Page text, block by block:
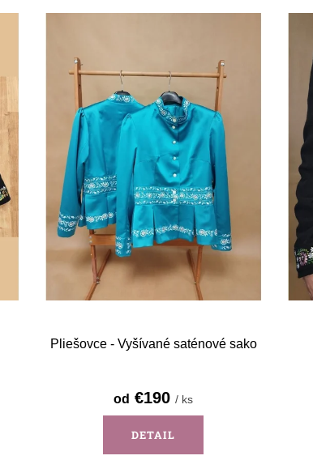
Pliešovce - Vyšívané saténové sako
od €190/ ks
DETAIL